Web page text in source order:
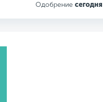
Одобрение сегодня